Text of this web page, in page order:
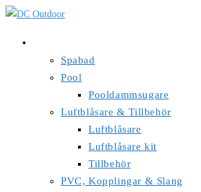
Hoppa
Spabad
Pool
Pooldammsugare
Luftblåsare & Tillbehör
Luftblåsare
Luftblåsare kit
Tillbehör
PVC, Kopplingar & Slang